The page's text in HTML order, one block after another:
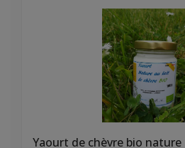
Yaourt de chèvre bio nature